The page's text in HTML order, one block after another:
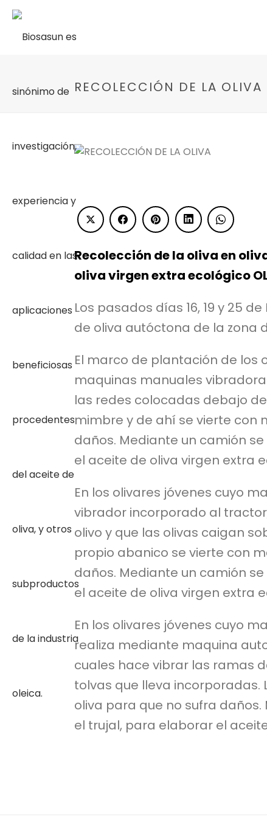
RECOLECCIÓN DE LA OLIVA
Recolección de la oliva en
oliva virgen extra ecológico
Los pasados días 16, 19 y 25
de oliva autóctona de la zona
El marco de plantación de los
maquinas manuales
las redes colocadas debajo
mimbre y de ahí se vierte con
daños. Mediante un camión
el aceite de oliva virgen extra
En los olivares jóvenes cuyo
vibrador incorporado al
olivo y que las olivas caigan
propio abanico se vierte con
daños. Mediante un camión
el aceite de oliva virgen extra
En los olivares jóvenes cuyo
realiza mediante maquina
cuales hace vibrar las ramas
tolvas que lleva incorporadas.
oliva para que no sufra
el trujal, para elaborar el